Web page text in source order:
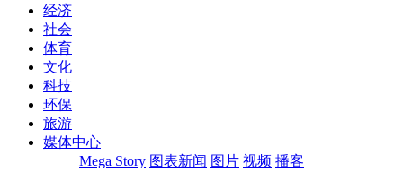
经济
社会
体育
文化
科技
环保
旅游
媒体中心
Mega Story 图表新闻 图片 视频 播客